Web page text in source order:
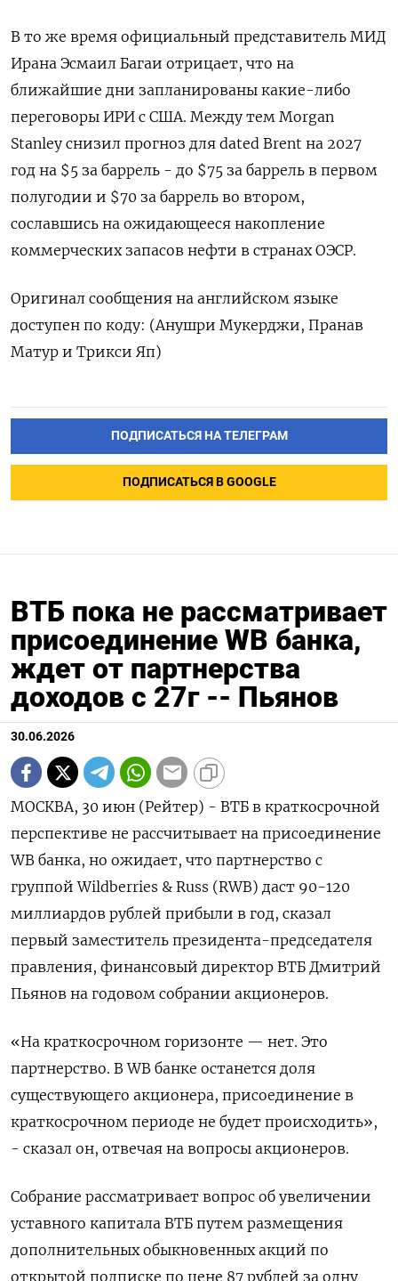
В то же время официальный представитель МИД
​Ирана Эсмаил Багаи отрицает, что ⁠на
ближайшие дни запланированы какие-либо
переговоры ИРИ с США. Между тем Morgan
Stanley снизил прогноз для dated Brent ‌на 2027
год на $5 за баррель - до $75 за баррель в первом
‌полугодии и $70 за баррель во втором,
сославшись на ожидающееся накопление
коммерческих запасов нефти ​в странах ОЭСР.
Оригинал сообщения на английском языке
доступен по ‌коду: (Анушри Мукерджи, Пранав
Матур и Трикси Яп)
ПОДПИСАТЬСЯ НА ТЕЛЕГРАМ
ПОДПИСАТЬСЯ В GOOGLE
ВТБ пока не рассматривает
присоединение WB банка,
ждет от партнерства
доходов с 27г -- Пьянов
30.06.2026
МОСКВА, 30 июн (Рейтер) - ВТБ в краткосрочной
перспективе не рассчитывает на присоединение
WB банка, но ожидает, что партнерство с
группой Wildberries & ‌Russ (RWB) даст 90-120
миллиардов рублей прибыли в год, сказал
первый заместитель президента-председателя
правления, финансовый директор ВТБ Дмитрий
Пьянов на годовом ​собрании акционеров.
«На краткосрочном ​горизонте — ​нет. Это
партнерство. ⁠В WB банке останется доля
существующего ‌акционера, присоединение в
краткосрочном периоде ‌не будет происходить»,
- сказал он, отвечая на вопросы акционеров.
Собрание рассматривает ​вопрос об увеличении
уставного капитала ВТБ путем размещения
‌дополнительных обыкновенных акций по
открытой подписке по цене ​87 рублей за одну